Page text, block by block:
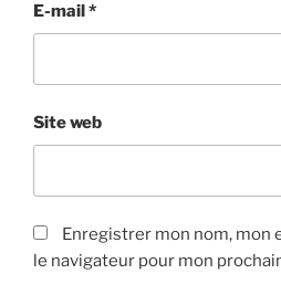
E-mail*
Site web
Enregistrer mon nom, mon
le navigateur pour mon